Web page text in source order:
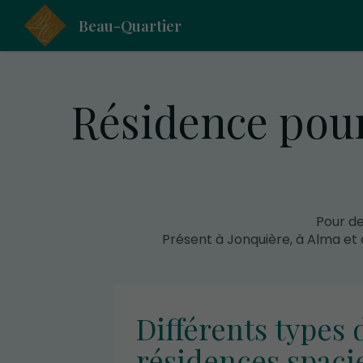
Beau-Quartier
Résidence
Pour
Présent à Jonquière, à Alma
Différents types